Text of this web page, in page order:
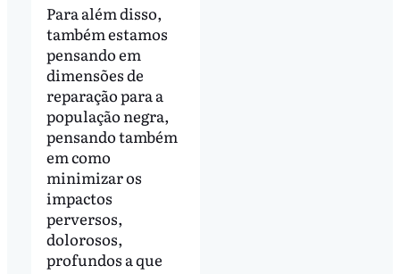
Para além disso,
também estamos
pensando em
dimensões de
reparação para a
população negra,
pensando também
em como
minimizar os
impactos
perversos,
dolorosos,
profundos a que